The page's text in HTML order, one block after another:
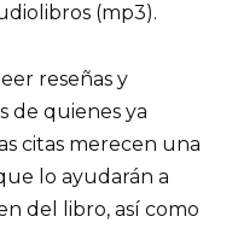
(mp3).
reseñas y
de quienes ya
citas merecen una
lo ayudarán a
del libro, así como